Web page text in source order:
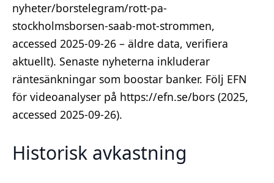
nyheter/borstelegram/rott-pa-
stockholmsborsen-saab-mot-strommen,
accessed 2025-09-26 – äldre data, verifiera
aktuellt). Senaste nyheterna inkluderar
räntesänkningar som boostar banker. Följ EFN
för videoanalyser på https://efn.se/bors (2025,
accessed 2025-09-26).
Historisk avkastning